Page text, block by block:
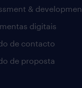
&
digitais
de contacto
de proposta